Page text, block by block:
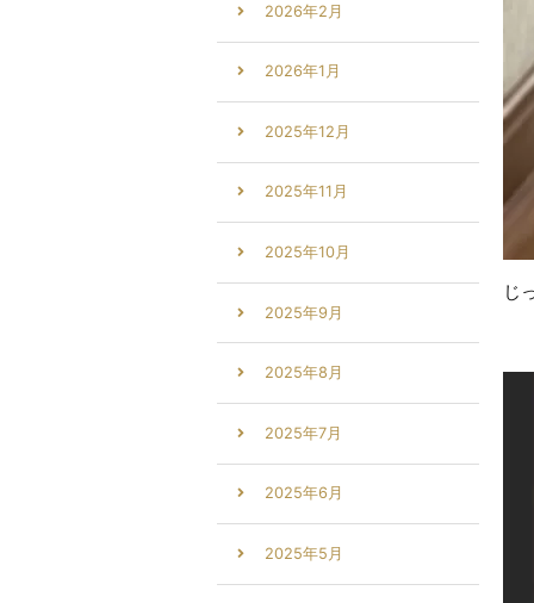
じ
2026年2月
2026年1月
2025年12月
2025年11月
2025年10月
2025年9月
2025年8月
2025年7月
2025年6月
2025年5月